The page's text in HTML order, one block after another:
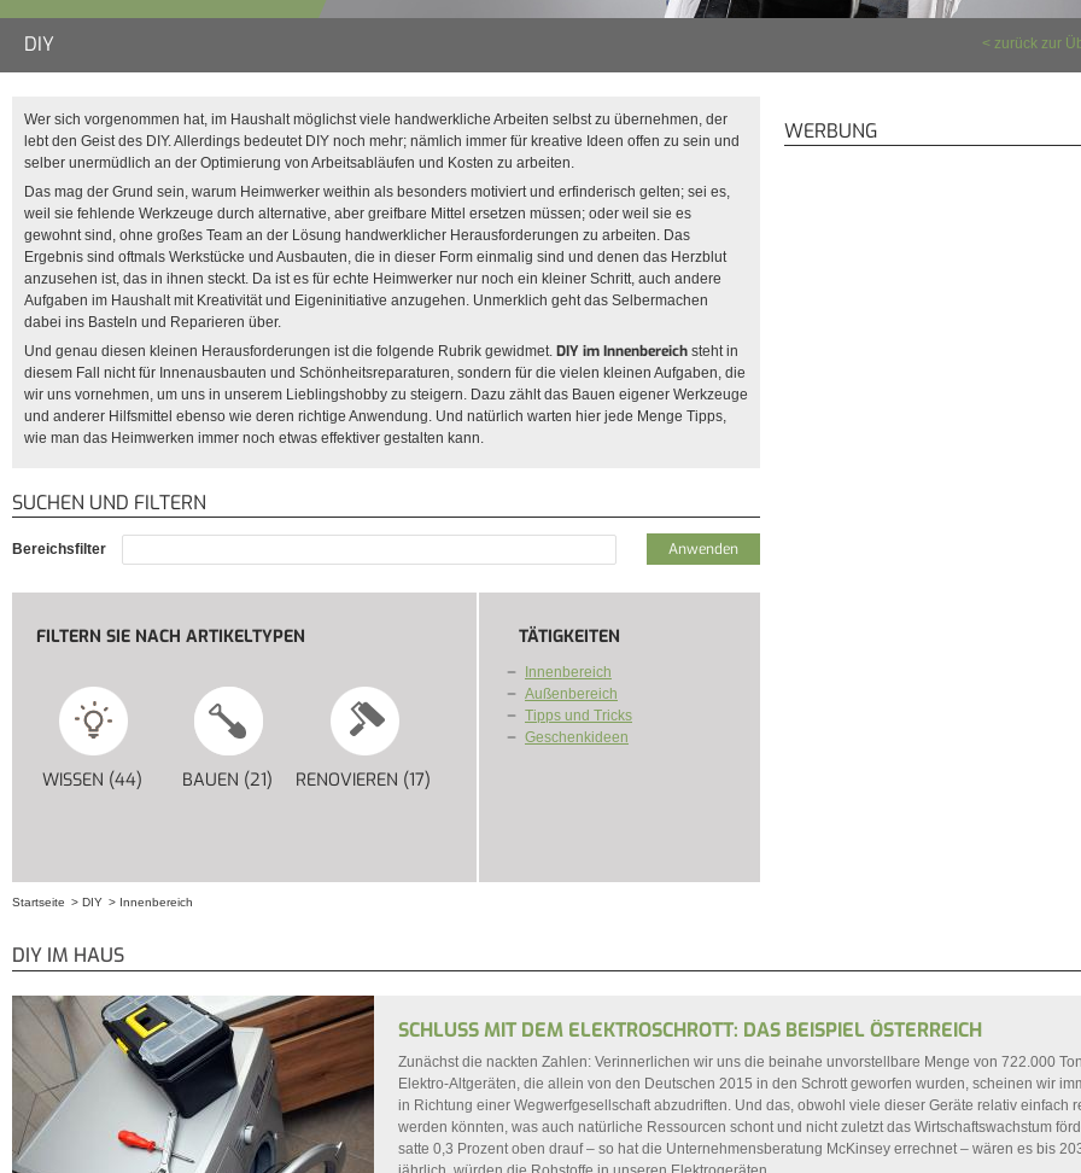
DIY zurück zur
Wer sich vorgenommen hat, im Haushalt möglichst viele handwerkliche Arbeiten selbst zu übernehmen, der
lebt den Geist des DIY. Allerdings bedeutet DIY noch mehr; nämlich immer für kreative Ideen offen zu sein und
selber unermüdlich an der Optimierung von Arbeitsabläufen und Kosten zu arbeiten.
Das mag der Grund sein, warum Heimwerker weithin als besonders motiviert und erfinderisch gelten; sei es,
weil sie fehlende Werkzeuge durch alternative, aber greifbare Mittel ersetzen müssen; oder weil sie es
gewohnt sind, ohne großes Team an der Lösung handwerklicher Herausforderungen zu arbeiten. Das
Ergebnis sind oftmals Werkstücke und Ausbauten, die in dieser Form einmalig sind und denen das Herzblut
anzusehen ist, das in ihnen steckt. Da ist es für echte Heimwerker nur noch ein kleiner Schritt, auch andere
Aufgaben im Haushalt mit Kreativität und Eigeninitiative anzugehen. Unmerklich geht das Selbermachen
dabei ins Basteln und Reparieren über.
Und genau diesen kleinen Herausforderungen ist die folgende Rubrik gewidmet. DIY im Innenbereich steht in
diesem Fall nicht für Innenausbauten und Schönheitsreparaturen, sondern für die vielen kleinen Aufgaben, die
wir uns vornehmen, um uns in unserem Lieblingshobby zu steigern. Dazu zählt das Bauen eigener Werkzeuge
und anderer Hilfsmittel ebenso wie deren richtige Anwendung. Und natürlich warten hier jede Menge Tipps,
wie man das Heimwerken immer noch etwas effektiver gestalten kann.
SUCHEN UND FILTERN
Bereichsfilter
FILTERN SIE NACH ARTIKELTYPEN
WISSEN (44) APPLY WISSEN FILTER
BAUEN (21) APPLY BAUEN FILTER
RENOVIEREN (17)
TÄTIGKEITEN
Innenbereich
Außenbereich
Tipps und Tricks
Geschenkideen
WERBUNG
Startseite DIY Innenbereich
DIY IM HAUS
SCHLUSS MIT DEM ELEKTROSCHROTT: DAS BEISPIEL ÖSTERREICH
Zunächst die nackten Zahlen: Verinnerlichen wir uns die beinahe unvorstellbare Menge von 722.000
Elektro-Altgeräten, die allein von den Deutschen 2015 in den Schrott geworfen wurden, scheinen wir
in Richtung einer Wegwerfgesellschaft abzudriften. Und das, obwohl viele dieser Geräte relativ einfach
werden könnten, was auch natürliche Ressourcen schont und nicht zuletzt das Wirtschaftswachstum
satte 0,3 Prozent oben drauf – so hat die Unternehmensberatung McKinsey errechnet – wären es bis